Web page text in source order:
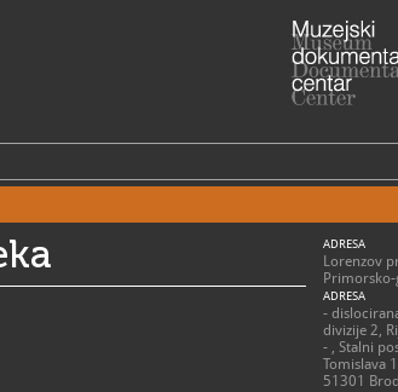
ADRESA
Lorenzov
ADRESA
-
divizije 2,
- , Stalni
Tomislava 1
51301